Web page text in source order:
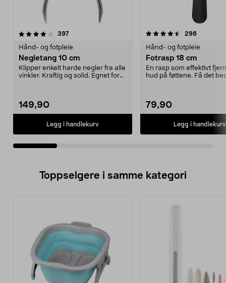
397anmeldelser
Hånd- og fotpleie
Negletang 10 cm
Klipper enkelt harde negler fra alle
vinkler. Kraftig og solid. Egnet for
149,90
Legg i handlekurv
4.5av 5 stjerner 298
Hånd- og fotpleie
Fotrasp 18 cm
En rasp som effektivt
hud på føttene. Få det
79,90
Legg i handlekurv
4.0av 5 stjerner
Toppselgere i samme kategori